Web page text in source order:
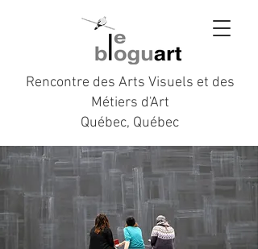
Rencontre des Arts Visuels et des
Métiers d'Art
Québec, Québec